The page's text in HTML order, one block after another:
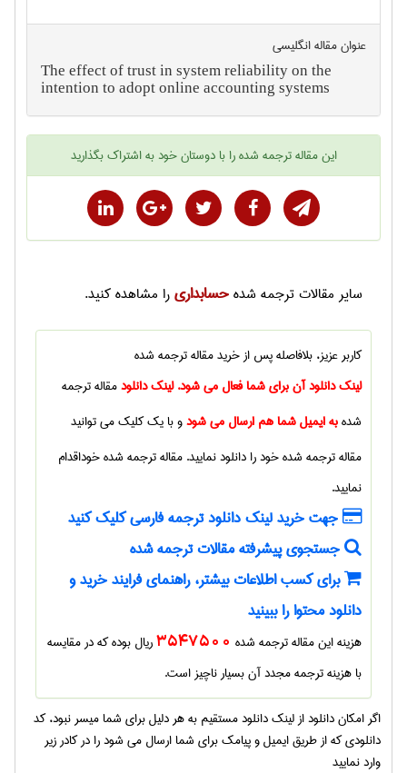
عنوان مقاله انگليسی
The effect of trust in system reliability on the
intention to adopt online accounting systems
اینمقاله ترجمه شدهرا با دوستان خود به اشتراک بگذارید
سایرمقالات ترجمه شدهحسابداریرا مشاهده کنید.
کاربر عزیز، بلافاصله پس از خریدمقاله ترجمه شده
لینک دانلود آن برای شما فعال می شود. لینک دانلودمقاله ترجمه
شدهبه ایمیل شما هم ارسال می شودو با یک کلیک می توانید
مقاله ترجمه شدهخود را دانلود نمایید.مقاله ترجمه شدهخوداقدام
نمایید.
جهت خرید لینک دانلود ترجمه فارسی کلیک کنید
جستجوی پیشرفته مقالات ترجمه شده
برای کسب اطلاعات بیشتر، راهنمای فرایند خرید و
دانلود محتوا را ببینید
هزینه این مقاله ترجمه شده 3547500ریال بوده که در مقایسه
با هزینه ترجمه مجدد آن بسیار ناچیز است.
اگر امکان دانلود از لینک دانلود مستقیم به هر دلیل برای شما میسر نبود، کد
دانلودی که از طریق ایمیل و پیامک برای شما ارسال می شود را در کادر زیر
وارد نمایید